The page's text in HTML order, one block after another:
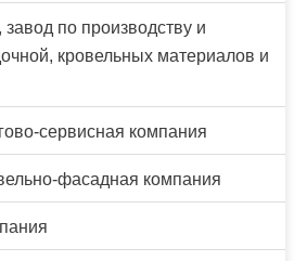
по производству и
кровельных материалов и
сервисная компания
фасадная компания